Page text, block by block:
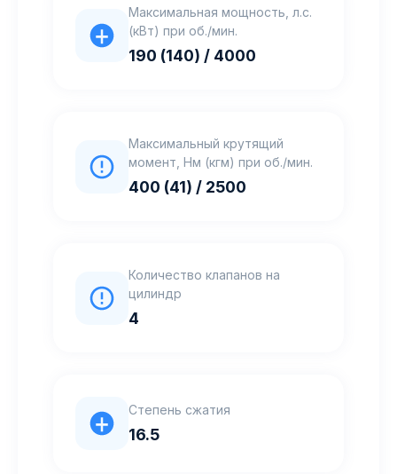
Максимальная мощность, л.с.
(кВт) при об./мин.
190 (140) / 4000
Максимальный крутящий
момент, Нм (кгм) при об./мин.
400 (41) / 2500
Количество клапанов на
цилиндр
4
Степень сжатия
16.5